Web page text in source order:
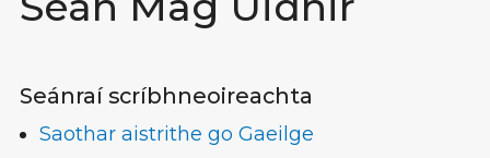
Seánraí scríbhneoireachta
Saothar aistrithe go Gaeilge